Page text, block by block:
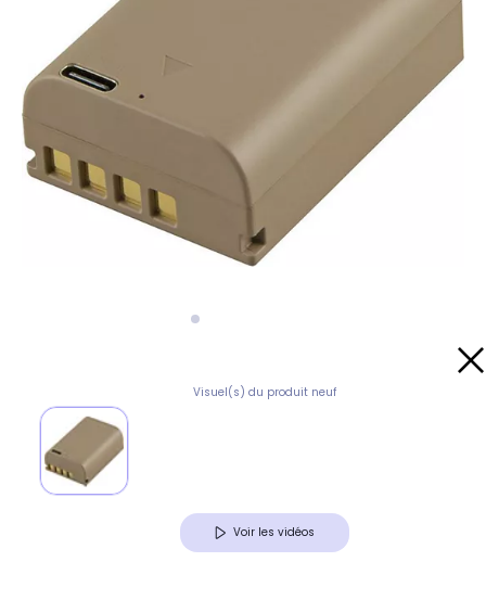
Visuel(s) du produit neuf
Voir les vidéos